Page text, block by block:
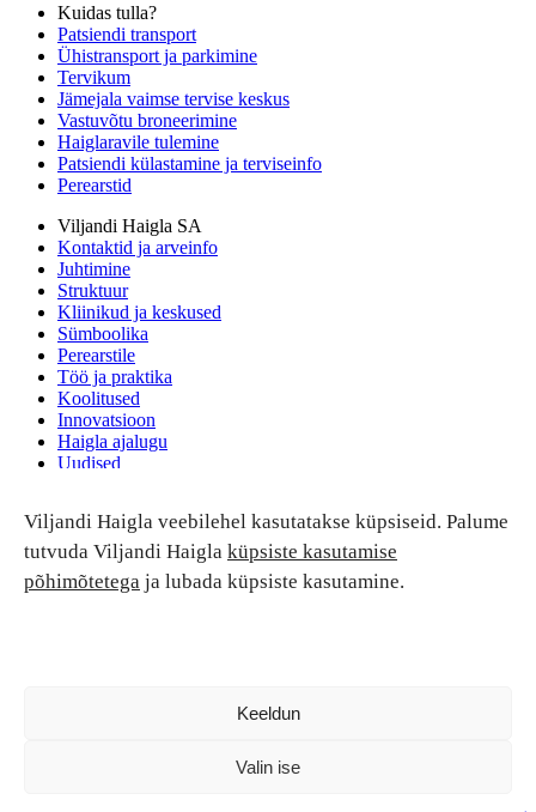
Viljandi Haigla veebilehel kasutatakse küpsiseid. Palume
tutvuda Viljandi Haigla küpsiste kasutamise
põhimõtetega ja lubada küpsiste kasutamine.
Keeldun
Valin ise
Kuidas tulla?
Patsiendi transport
Ühistransport ja parkimine
Tervikum
Jämejala vaimse tervise keskus
Vastuvõtu broneerimine
Haiglaravile tulemine
Patsiendi külastamine ja terviseinfo
Perearstid
Viljandi Haigla SA
Kontaktid ja arveinfo
Juhtimine
Struktuur
Kliinikud ja keskused
Sümboolika
Perearstile
Töö ja praktika
Koolitused
Innovatsioon
Haigla ajalugu
Uudised
Patsiendi turvalisus ja õigused
Patsiendi õigused ja kohustused
Patsiendiohutus
Patsientide nõukoda